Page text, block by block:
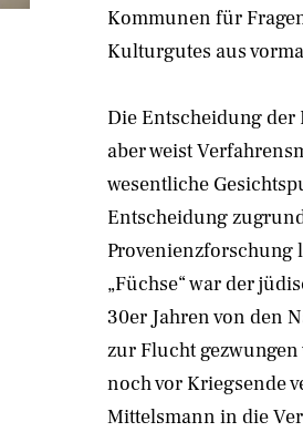
Kommunen für
Kulturgutes aus
Die Entscheidung der
aber weist
wesentliche
Entscheidung
Provenienzforschung
„Füchse“ war der
30er Jahren von den
zur Flucht
noch vor Kriegsende
Mittelsmann in die